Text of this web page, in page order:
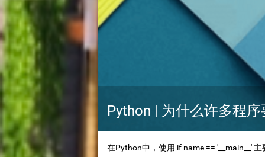
Python | 为什么许多程序
在Python中，使用 if name == '__main__'